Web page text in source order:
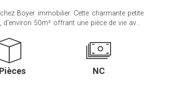
Boyer immobilier. Cette charmante petite
50m² offrant une pièce de vie avec
NC